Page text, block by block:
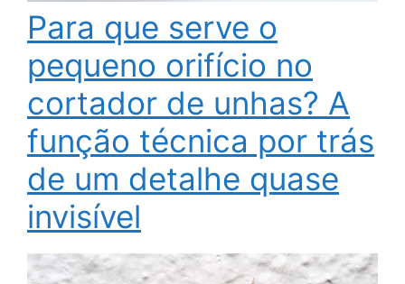
Para que serve o
pequeno orifício no
cortador de unhas? A
função técnica por trás
de um detalhe quase
invisível